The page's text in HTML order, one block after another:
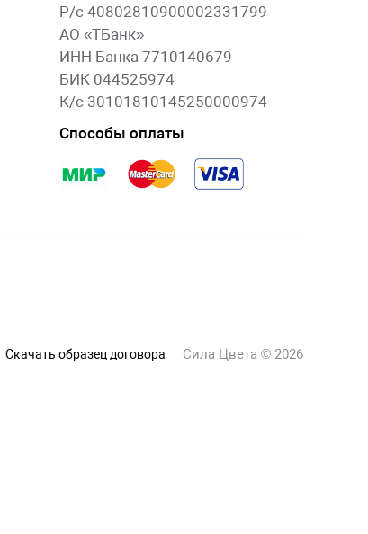
Р/с 40802810900002331799
АО «ТБанк»
ИНН Банка 7710140679
БИК 044525974
К/с 30101810145250000974
Способы оплаты
Скачать образец договора Сила Цвета © 2026